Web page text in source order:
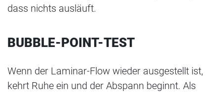
dass nichts ausläuft.
BUBBLE-POINT-TEST
Wenn der Laminar-Flow wieder ausgestellt ist,
kehrt Ruhe ein und der Abspann beginnt. Als